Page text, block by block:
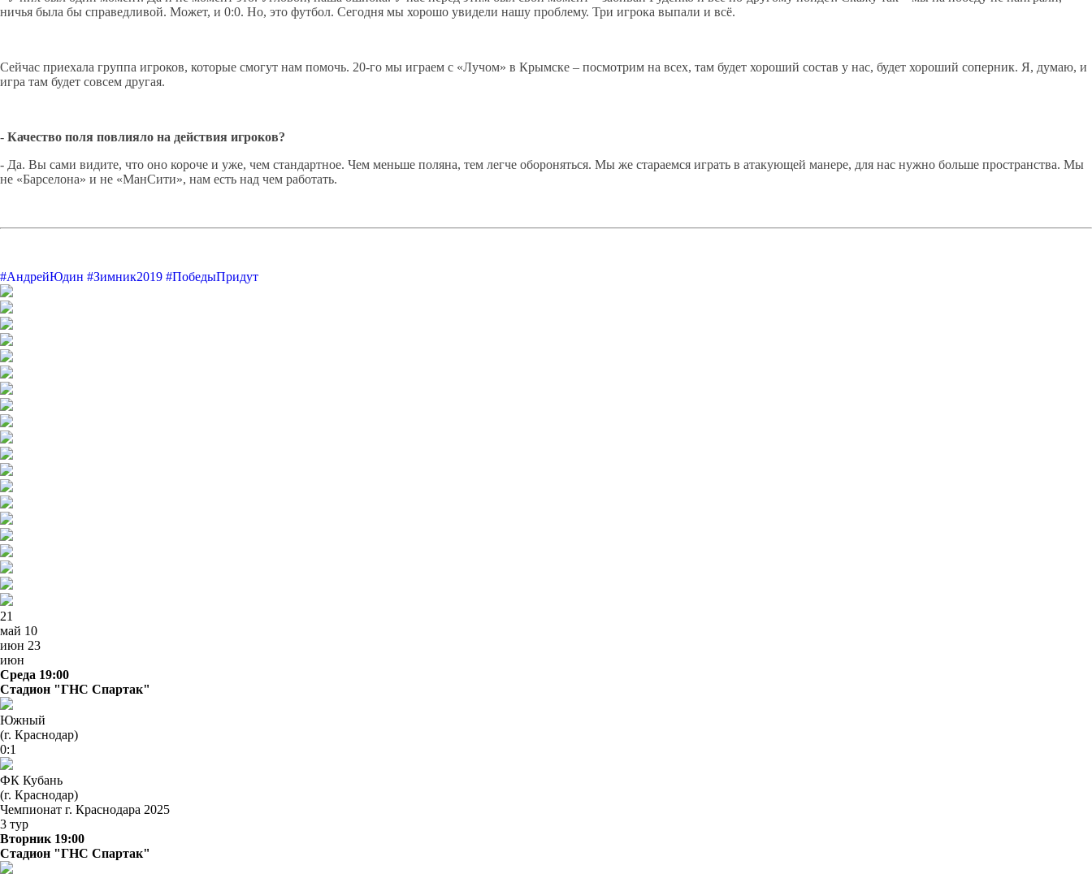
ничья была бы справедливой. Может, и 0:0. Но, это футбол. Сегодня мы хорошо увидели нашу проблему. Три игрока выпали и всё.
Сейчас приехала группа игроков, которые смогут нам помочь. 20-го мы играем с «Лучом» в Крымске – посмотрим на всех, там будет хороший состав у нас, будет хороший соперник. Я, думаю, и
игра там будет совсем другая.
- Качество поля повлияло на действия игроков?
- Да. Вы сами видите, что оно короче и уже, чем стандартное. Чем меньше поляна, тем легче обороняться. Мы же стараемся играть в атакующей манере, для нас нужно больше пространства. Мы
не «Барселона» и не «МанСити», нам есть над чем работать.
#АндрейЮдин #Зимник2019 #ПобедыПридут
21
май 10
июн 23
июн
Среда 19:00
Стадион "ГНС Спартак"
Южный
(г. Краснодар)
0:1
ФК Кубань
(г. Краснодар)
Чемпионат г. Краснодара 2025
3 тур
Вторник 19:00
Стадион "ГНС Спартак"